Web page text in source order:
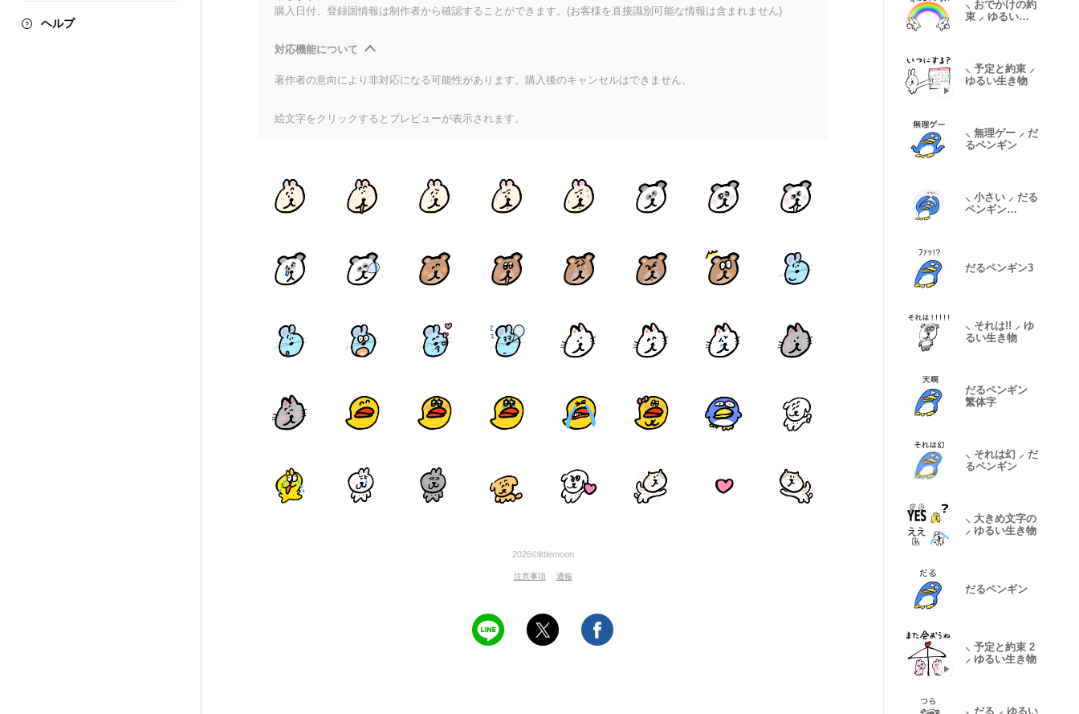
ヘルプ
購入日付、登録国情報は制作者から確認することができます。(お客様を直接識別可能な情報は含まれません)
対応機能について
著作者の意向により非対応になる可能性があります。購入後のキャンセルはできません。
絵文字をクリックするとプレビューが表示されます。
2026©littlemoon
注意事項 通報
⸜ おでかけの約
束 ⸝ ゆるい生
⸜ 予定と約束 ⸝
ゆるい生き物
⸜ 無理ゲー ⸝ だ
るペンギン
⸜ 小さい ⸝ だる
ペンギン…
だるペンギン3
⸜ それは!! ⸝ ゆ
るい生き物
だるペンギン
繁体字
⸜ それは幻 ⸝ だ
るペンギン
⸜ 大きめ文字の
⸝ ゆるい生き物
だるペンギン
⸜ 予定と約束 2
⸝ ゆるい生き物
⸜ だる ⸝ ゆるい